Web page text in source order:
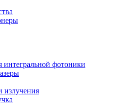
интегральной фотоники
излучения